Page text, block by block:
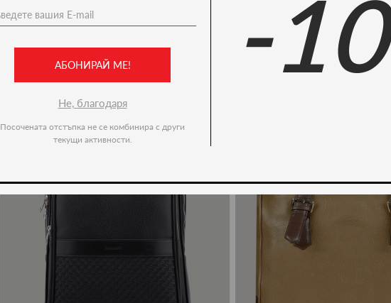
АБОНИРАЙ МЕ!
Не, благодаря
Посочената отстъпка не се комбинира с други
текущи активности.
-